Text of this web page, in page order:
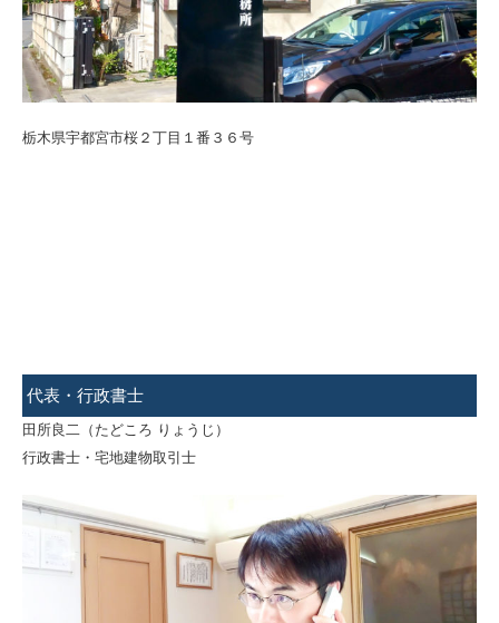
栃木県宇都宮市桜２丁目１番３６号
代表・行政書士
田所良二（たどころ りょうじ）
行政書士・宅地建物取引士